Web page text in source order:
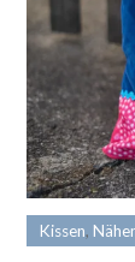
Kissen,